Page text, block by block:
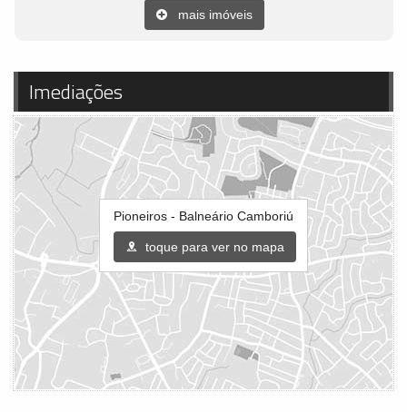
mais imóveis
Imediações
Pioneiros - Balneário Camboriú
toque para ver no mapa